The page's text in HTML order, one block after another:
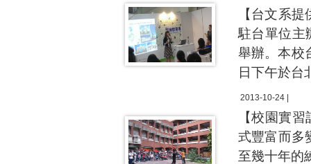
【台文系
駐台單位主
舉辦。本校
日下午於台
2013-10-24 |
【校園實
式豐富而多
至幾十年的